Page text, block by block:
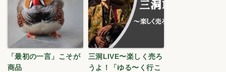
「最初の一言」こそが
商品
三洞LIVE〜楽しく売ろ
うよ！「ゆる〜く行こ